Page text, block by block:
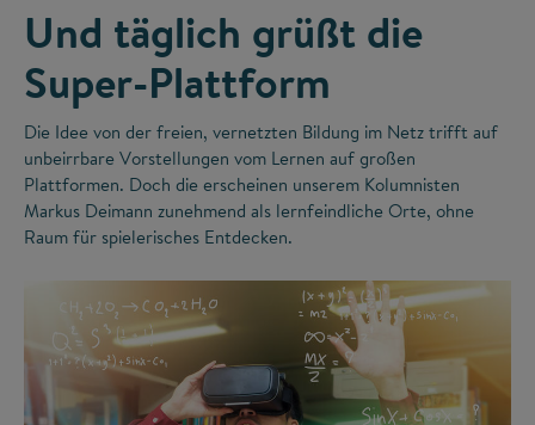
Und täglich grüßt die
Super-Plattform
Die Idee von der freien, vernetzten Bildung im Netz trifft auf
unbeirrbare Vorstellungen vom Lernen auf großen
Plattformen. Doch die erscheinen unserem Kolumnisten
Markus Deimann zunehmend als lernfeindliche Orte, ohne
Raum für spielerisches Entdecken.